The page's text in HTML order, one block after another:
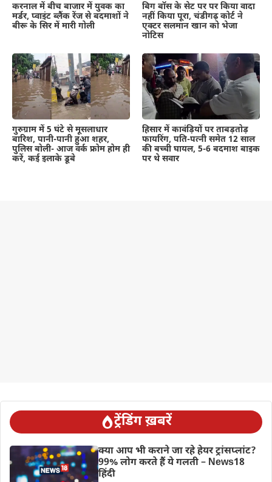
करनाल में बीच बाजार में युवक का
मर्डर, प्वाइंट ब्लैंक रेंज से बदमाशों ने
बीरू के सिर में मारी गोली
बिग बॉस के सेट पर पर किया वादा
नहीं किया पूरा, चंडीगढ़ कोर्ट ने
एक्टर सलमान खान को भेजा
नोटिस
गुरुग्राम में 5 घंटे से मूसलाधार
बारिश, पानी-पानी हुआ शहर,
पुलिस बोली- आज वर्क फ्रोम होम ही
करें, कई इलाके डूबे
हिसार में कावंड़ियों पर ताबड़तोड़
फायरिंग, पति-पत्नी समेत 12 साल
की बच्ची घायल, 5-6 बदमाश बाइक
पर थे सवार
ट्रेंडिंग ख़बरें
क्या आप भी कराने जा रहे हेयर ट्रांसप्लांट?
99% लोग करते हैं ये गलती – News18
हिंदी